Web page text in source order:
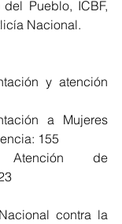
Pueblo, ICBF,
Nacional.
y atención
a Mujeres
155
de
contra la